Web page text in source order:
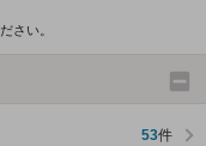
さい。
53件